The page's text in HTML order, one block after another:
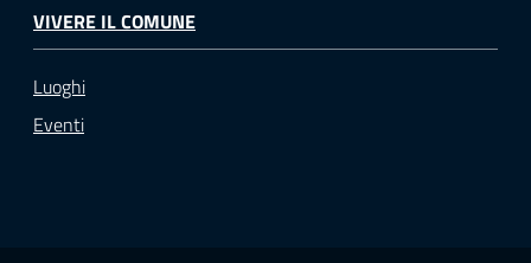
VIVERE IL COMUNE
Luoghi
Eventi